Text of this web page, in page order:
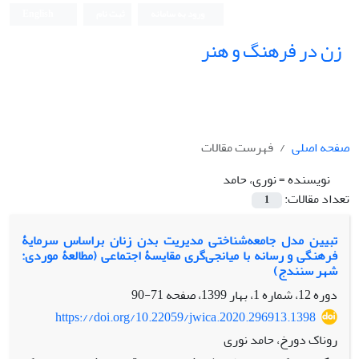
زن در فرهنگ و هنر
صفحه اصلی
فهرست مقالات
نویسنده =نوری، حامد
تعداد مقالات:
1
تبیین مدل جامعه‌شناختی مدیریت بدن زنان براساس سرمایۀ
فرهنگی و رسانه با میانجی‌گری مقایسۀ اجتماعی (مطالعۀ موردی:
شهر سنندج)
دوره 12، شماره 1، بهار 1399، صفحه
71-90
https://doi.org/10.22059/jwica.2020.296913.1398
روناک دورخ، حامد نوری